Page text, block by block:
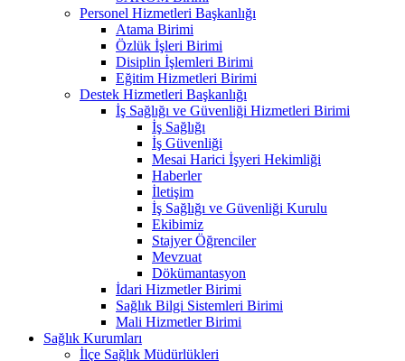
Personel Hizmetleri Başkanlığı
Atama Birimi
Özlük İşleri Birimi
Disiplin İşlemleri Birimi
Eğitim Hizmetleri Birimi
Destek Hizmetleri Başkanlığı
İş Sağlığı ve Güvenliği Hizmetleri Birimi
İş Sağlığı
İş Güvenliği
Mesai Harici İşyeri Hekimliği
Haberler
İletişim
İş Sağlığı ve Güvenliği Kurulu
Ekibimiz
Stajyer Öğrenciler
Mevzuat
Dökümantasyon
İdari Hizmetler Birimi
Sağlık Bilgi Sistemleri Birimi
Mali Hizmetler Birimi
Sağlık Kurumları
İlçe Sağlık Müdürlükleri